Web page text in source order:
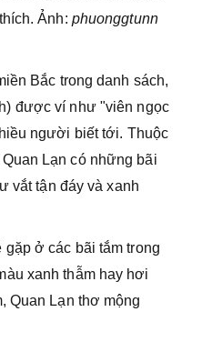
Ảnh: phuonggtunn
Bắc trong danh sách,
được ví như "viên ngọc
người biết tới. Thuộc
Lạn có những bãi
vắt tận đáy và xanh
gặp ở các bãi tắm trong
xanh thẫm hay hơi
Quan Lạn thơ mộng